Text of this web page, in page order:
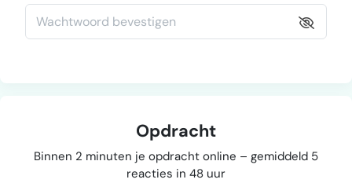
Opdracht
Binnen 2 minuten je opdracht online – gemiddeld 5
reacties in 48 uur